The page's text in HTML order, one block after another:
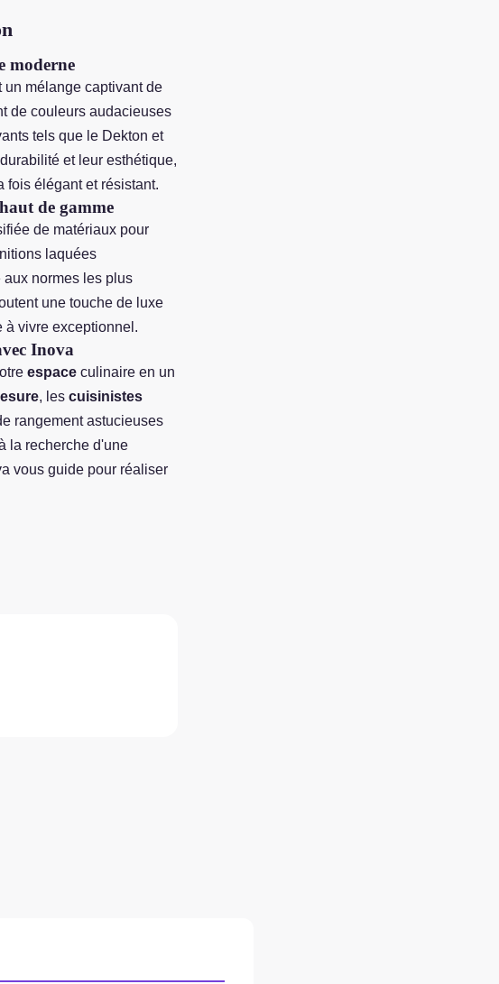
moderne
un mélange captivant de
de couleurs audacieuses
tels que le Dekton et
et leur esthétique,
fois élégant et résistant.
de gamme
de matériaux pour
laquées
normes les plus
une touche de luxe
à vivre exceptionnel.
Inova
espace culinaire en un
, les cuisinistes
rangement astucieuses
la recherche d'une
vous guide pour réaliser